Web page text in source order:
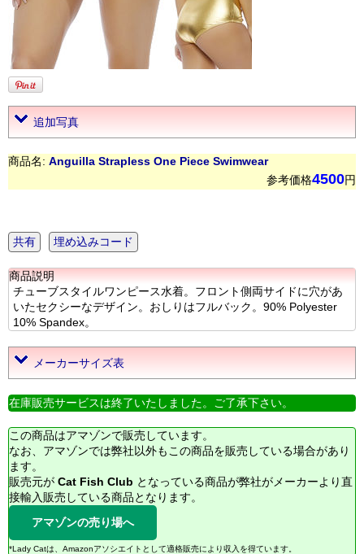
追加写真
商品名: Anguilla Strapless One Piece Swimwear
参考価格4500円
共有 埋め込みコード
商品説明
チューブスタイルワンピース水着。フロント側両サイドに穴があ
いたセクシーなデザイン。おしりはフルバック。90% Polyester
10% Spandex。
メーカーサイズ表
在庫販売サービスは終了いたしました。ご了承下さい。
この商品はアマゾンで販売しています。
なお、アマゾンでは弊社以外もこの商品を販売している場合があり
ます。
販売元が Cat Fish Club となっている商品が弊社がメーカーより直
接輸入販売している商品となります。
アマゾンの売り場へ
*Lady Catは、Amazonアソシエイトとして適格販売により収入を得ています。